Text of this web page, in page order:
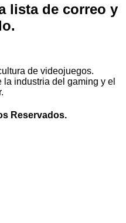
lista de correo y
de videojuegos.
industria del gaming y el
Reservados.